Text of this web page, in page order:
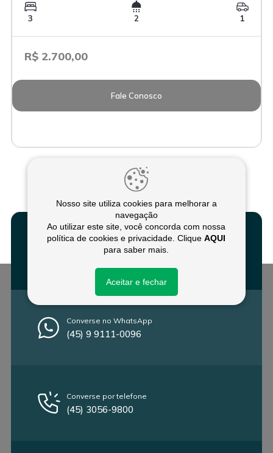
Nosso site utiliza cookies para melhorar a
navegação
Ao utilizar este site, você concorda com nossa
política de cookies e privacidade. CliqueAQUI
para saber mais.
Aceitar e fechar
3 2 1
R$ 2.700,00
Fale Conosco
Fale conosco
Converse no WhatsApp
(45) 9 9111-0096
Converse por telefone
(45) 3056-9800